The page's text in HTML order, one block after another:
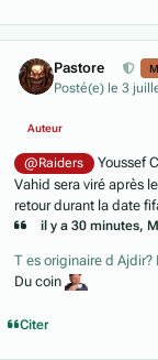
Pastore
Posté(e) le 3
Auteur
@Raiders
Youssef
Vahid sera viré après
retour durant la date
il y a 30 minutes,
T es originaire d Ajdir?
Du coin
Citer